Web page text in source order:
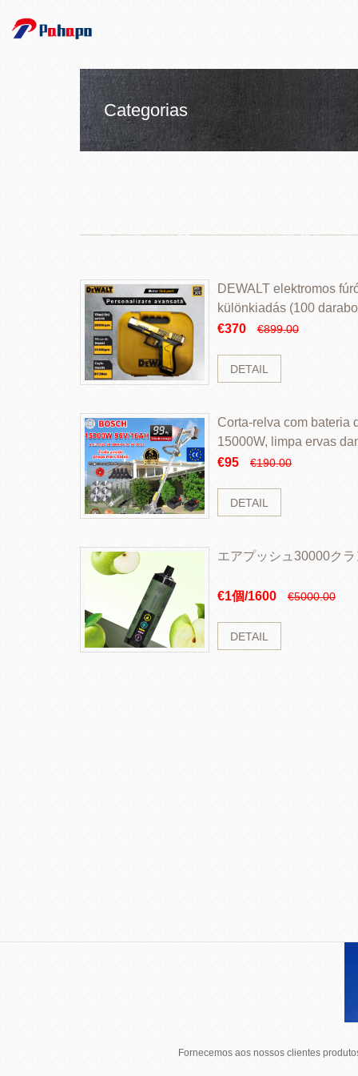
Categorias
DEWALT elektromos
különkiadás (100
€370
€899.00
DETAIL
Corta-relva com bateria
15000W, limpa ervas
rapidamente
€95 €190.00
DETAIL
エアプッシュ30000ク
€1個/1600 €5000.00
DETAIL
Fornecemos aos nossos clientes